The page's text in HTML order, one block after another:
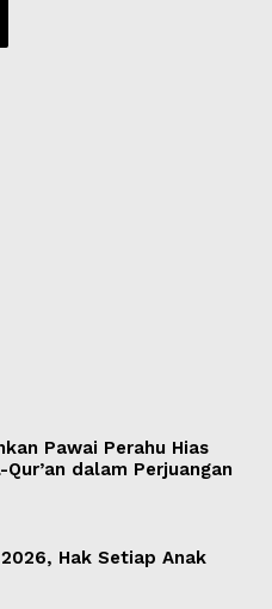
Pawai Perahu Hias
dalam Perjuangan
Hak Setiap Anak